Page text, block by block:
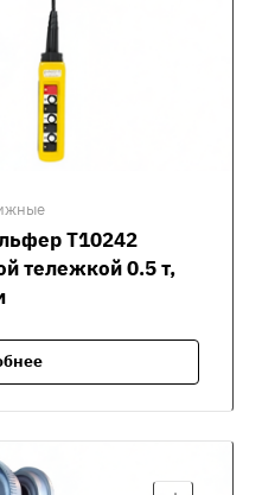
Т10242
тележкой 0.5 т,